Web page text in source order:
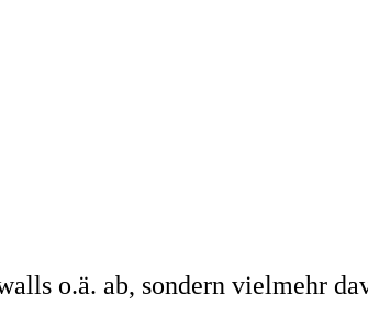
o.ä. ab, sondern vielmehr